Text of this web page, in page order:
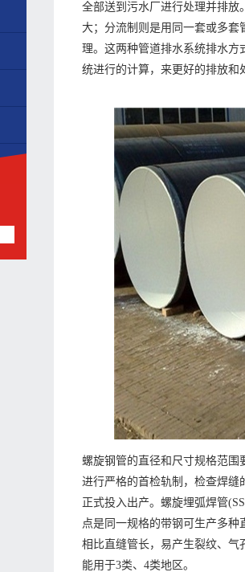
全部送到污水厂进行处理并排
大；分流制则是用同一套或多
理。这两种管道排水系统排水
统进行的计算，来更好的排放和
螺旋钢管的直径和尺寸规格范
进行严格的首检轨制，检查焊
正式投入出产。螺旋埋弧焊管
点是同一规格的带钢可生产多
相比直缝管长，易产生裂纹、
能用于3类、4类地区。